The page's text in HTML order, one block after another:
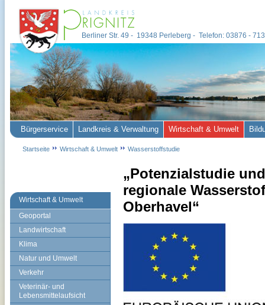
Wirtschaft & Umwelt
Geoportal
Landwirtschaft
Klima
Natur und Umwelt
Verkehr
Veterinär- und
Lebensmittelaufsicht
„Potenzialstudie
regionale
Oberhavel“
Berliner Str. 49 - 19348 Perleberg - Telefon: 03876 -
Bürgerservice Landkreis & Verwaltung Wirtschaft & Umwelt
Startseite Wirtschaft & Umwelt Wasserstoffstudie